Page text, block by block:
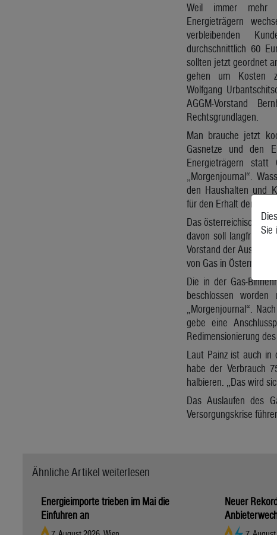
Weil immer mehr
Energieträgern
verbleibenden
durchschnittlich 60
sollten jetzt geordnet
gehen um Kosten
Wolfgang
AGGM-Vorstand
Rechtsgrundlagen.
Man brauche jetzt
Gasnetze und den
Energieträgern
„Morgenjournal“.
den Haushalten und
für den Erhalt der
Das österreichische
davon soll langfristig
Vorstand der Austrian
von Gas in Österreich
Die in der Gas-
beschlossen
„Morgenjournal“.
gebe eine
Redimensionierung
Laut Painz ist auch in
habe der Verbrauch
halbieren. „Das wird
Das Auslaufen des
Versorgungskrise
Ähnliche Artikel weiterlesen
Energieimporte trieben im Mai die
Einfuhren an
Neuer
Sie